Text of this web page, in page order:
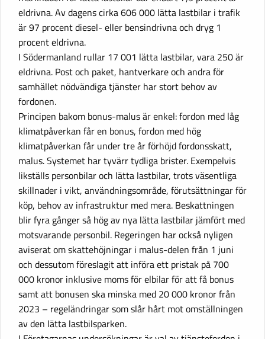
eldrivna. Av dagens cirka 606 000 lätta lastbilar i trafik
är 97 procent diesel- eller bensindrivna och dryg 1
procent eldrivna.
I Södermanland rullar 17 001 lätta lastbilar, vara 250 är
eldrivna. Post och paket, hantverkare och andra för
samhället nödvändiga tjänster har stort behov av
fordonen.
Principen bakom bonus-malus är enkel: fordon med låg
klimatpåverkan får en bonus, fordon med hög
klimatpåverkan får under tre år förhöjd fordonsskatt,
malus. Systemet har tyvärr tydliga brister. Exempelvis
likställs personbilar och lätta lastbilar, trots väsentliga
skillnader i vikt, användningsområde, förutsättningar för
köp, behov av infrastruktur med mera. Beskattningen
blir fyra gånger så hög av nya lätta lastbilar jämfört med
motsvarande personbil. Regeringen har också nyligen
aviserat om skattehöjningar i malus-delen från 1 juni
och dessutom föreslagit att införa ett pristak på 700
000 kronor inklusive moms för elbilar för att få bonus
samt att bonusen ska minska med 20 000 kronor från
2023 – regeländringar som slår hårt mot omställningen
av den lätta lastbilsparken.